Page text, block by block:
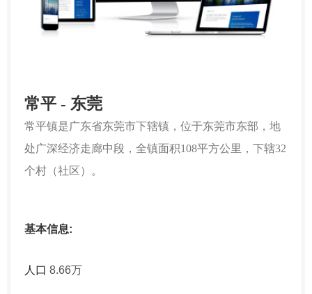
常平 - 东莞
常平镇是广东省东莞市下辖镇，位于东莞市东部，地
处广深经济走廊中段，全镇面积108平方公里，下辖32
个村（社区）。
基本信息:
人口 8.66万